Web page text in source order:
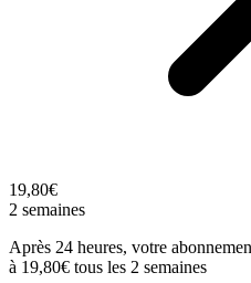
19,80€
2 semaines
Après 24 heures, votre
à 19,80€ tous les 2 semaines